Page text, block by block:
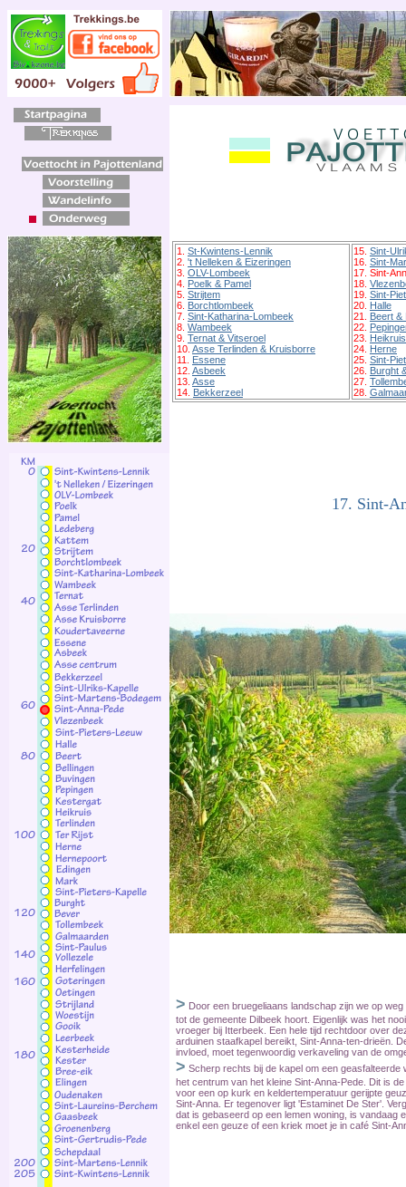
1. St-Kwintens-Lennik
2. 't Nelleken & Eizeringen
3. OLV-Lombeek
4. Poelk & Pamel
5. Strijtem
6. Borchtlombeek
7. Sint-Katharina-Lombeek
8. Wambeek
9. Ternat & Vitseroel
10. Asse Terlinden & Kruisborre
11. Essene
12. Asbeek
13. Asse
14. Bekkerzeel
15. Sint-
16. Sint-
17. Sint-
18.
19. Sint-
20. Halle
21. Beert &
22.
23.
24. Herne
25. Sint-
26. Burght
27.
28.
17. Sint-
> Door een bruegeliaans landschap zijn we op
tot de gemeente Dilbeek hoort. Eigenlijk was het
vroeger bij Itterbeek. Een hele tijd rechtdoor over
arduinen staafkapel bereikt, Sint-Anna-ten-drieën.
invloed, moet tegenwoordig verkaveling van de
> Scherp rechts bij de kapel om een geasfalteerde
het centrum van het kleine Sint-Anna-Pede. Dit is
voor een op kurk en keldertemperatuur gerijpte
Sint-Anna. Er tegenover ligt 'Estaminet De Ster'.
dat is gebaseerd op een lemen woning, is vandaag
enkel een geuze of een kriek moet je in café Sint-